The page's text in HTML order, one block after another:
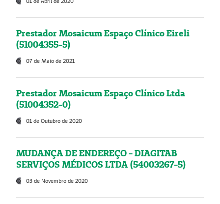
Prestador Mosaicum Espaço Clínico Eireli
(51004355-5)
07 de Maio de 2021
Prestador Mosaicum Espaço Clínico Ltda
(51004352-0)
01 de Outubro de 2020
MUDANÇA DE ENDEREÇO - DIAGITAB
SERVIÇOS MÉDICOS LTDA (54003267-5)
03 de Novembro de 2020